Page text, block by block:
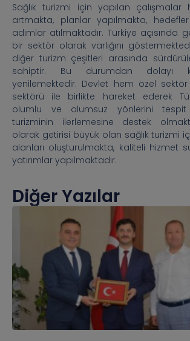
Sağlık turizmi için yapılan
artmakta, planlar yapılmakta,
adımlar atılmaktadır. Türkiye açısında
bir sektör olarak varlığını
diğer turizm çeşitleri arasında
sahiptir. Bu durumdan dolayı
yenilemektedir. Devlet hem özel
sektörü ile birlikte hareket ederek
olumlu ve olumsuz yönlerini tespit
turizminin ilerlemesine destek
olarak getirisi büyük olan sağlık turizmi
alanları oluşturulmakta, kaliteli hizmet
yatırımlar yapılmaktadır.
Diğer Yazılar